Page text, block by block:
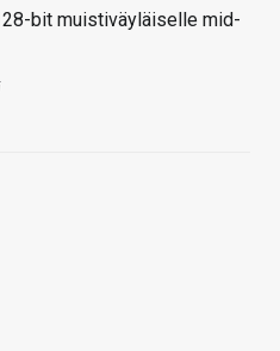
bit muistiväyläiselle mid-